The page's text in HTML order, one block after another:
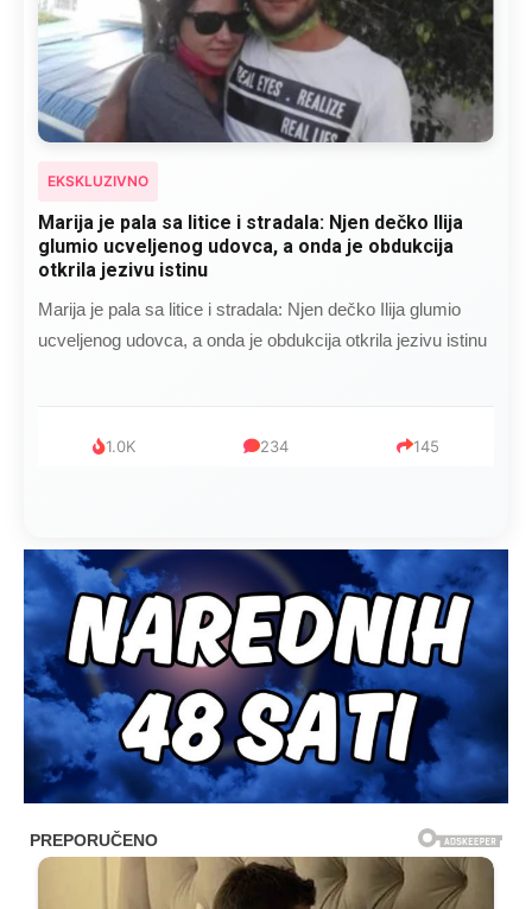
EKSKLUZIVNO
Marija je pala sa litice i stradala: Njen dečko Ilija
glumio ucveljenog udovca, a onda je obdukcija
otkrila jezivu istinu
Marija je pala sa litice i stradala: Njen dečko Ilija glumio
ucveljenog udovca, a onda je obdukcija otkrila jezivu istinu
1.0K 234 145